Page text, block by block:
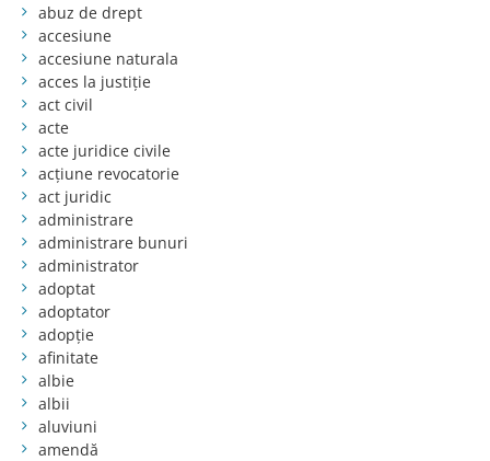
abuz de drept
accesiune
accesiune naturala
acces la justiție
act civil
acte
acte juridice civile
acțiune revocatorie
act juridic
administrare
administrare bunuri
administrator
adoptat
adoptator
adopție
afinitate
albie
albii
aluviuni
amendă